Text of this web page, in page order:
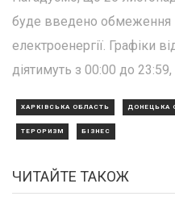
буде введено обмеження
електроенергії. Графіки
діятимуть з 00:00 до
ХАРКІВСЬКА ОБЛАСТЬ ДОНЕЦЬКА
ТЕРОРИЗМ БІЗНЕС
ЧИТАЙТЕ ТАКОЖ